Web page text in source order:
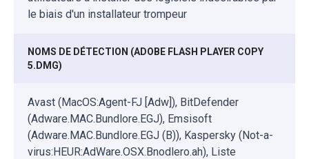
le biais d'un installateur trompeur
NOMS DE DÉTECTION (ADOBE FLASH PLAYER COPY
5.DMG)
Avast (MacOS:Agent-FJ [Adw]), BitDefender
(Adware.MAC.Bundlore.EGJ), Emsisoft
(Adware.MAC.Bundlore.EGJ (B)), Kaspersky (Not-a-
virus:HEUR:AdWare.OSX.Bnodlero.ah), Liste